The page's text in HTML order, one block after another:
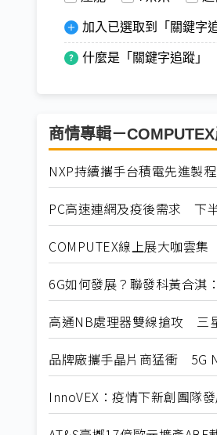
加入已選取到「關鍵字追
什麼是「關鍵字追蹤」
商情專輯－
NXP持續攜手台積電先進製
PC高速連網及疫後需求 下
COMPUTEX線上展大咖雲
6G如何發展？聯發科黃合淇
高通NB處理器雙線搶攻 三
品牌廠攜手晶片商猛衝 5G
InnoVEX：疫情下新創團隊